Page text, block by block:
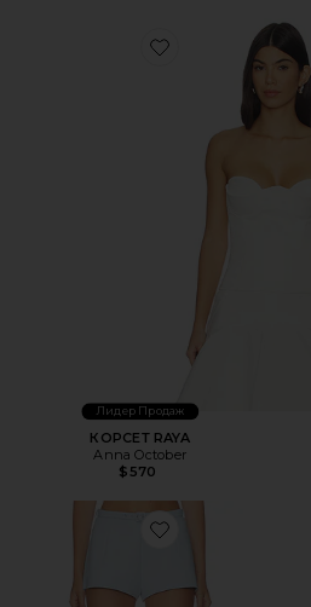
Favorite КОРСЕТ RAYA
Лидер Продаж
КОРСЕТ RAYA
Anna October
$570
Favorite ШОРТЫ